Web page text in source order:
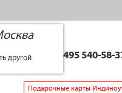
другой +7 495 540-58-
Подарочные карты